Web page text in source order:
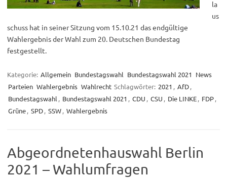
la
us
schuss hat in seiner Sitzung vom 15.10.21 das endgültige
Wahlergebnis der Wahl zum 20. Deutschen Bundestag
festgestellt.
Kategorie: Allgemein Bundestagswahl Bundestagswahl 2021 News
Parteien Wahlergebnis Wahlrecht Schlagwörter: 2021 , AfD,
Bundestagswahl , Bundestagswahl 2021 , CDU , CSU , Die LINKE, FDP,
Grüne, SPD, SSW, Wahlergebnis
Abgeordnetenhauswahl Berlin
2021 – Wahlumfragen